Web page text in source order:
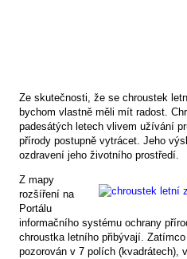
Ze skutečnosti, že se chroustek
bychom vlastně měli mít radost.
padesátých letech vlivem užívání
přírody postupně vytrácet. Jeho
ozdravení jeho životního prostředí.
Z mapy
rozšíření na
Portálu
informačního systému ochrany
chroustka letního přibývají.
pozorován v 7 polích (kvadrátech),